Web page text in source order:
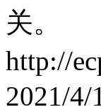
关。
http://
2021/4/